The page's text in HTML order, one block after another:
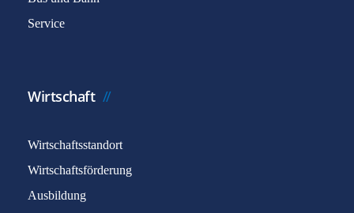
Service
Wirtschaft
Wirtschaftsstandort
Wirtschaftsförderung
Ausbildung